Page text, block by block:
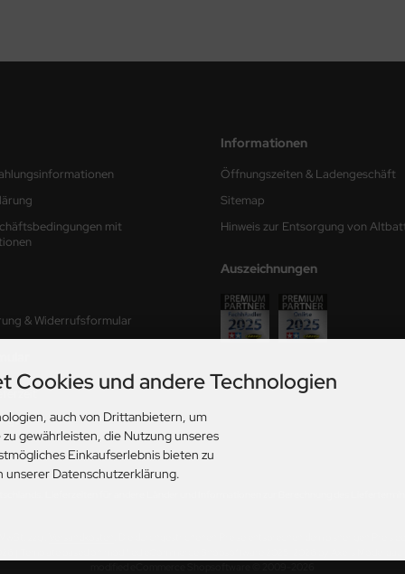
mit
& Widerrufsformular
Informationen
Öffnungszeiten & Ladengeschäft
Sitemap
Hinweis zur Entsorgung von
Auszeichnungen
Cookies und andere Technologien
auch von Drittanbietern, um
gewährleisten, die Nutzung unseres
Einkaufserlebnis bieten zu
unserer Datenschutzerklärung.